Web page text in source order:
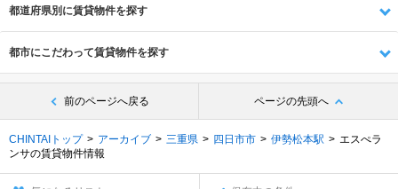
都道府県別に賃貸物件を探す
都市にこだわって賃貸物件を探す
前のページへ戻る ページの先頭へ
CHINTAIトップ アーカイブ 三重県 四日市市 伊勢松本駅
エスぺラ
ンサの賃貸物件情報